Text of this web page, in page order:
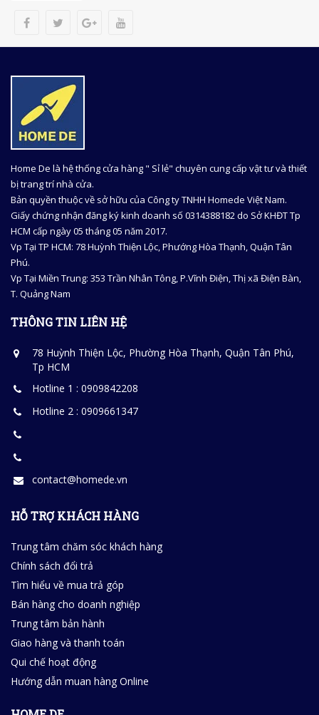
Home De là hệ thống cửa hàng " Sỉ lẻ" chuyên cung cấp vật tư và thiết
bị trang trí nhà cửa.
Bản quyền thuộc về sở hữu của Công ty TNHH Homede Việt Nam.
Giấy chứng nhận đăng ký kinh doanh số 0314388182 do Sở KHĐT Tp
HCM cấp ngày 05 tháng 05 năm 2017.
Vp Tại TP HCM: 78 Huỳnh Thiện Lộc, Phướng Hòa Thạnh, Quận Tân
Phú.
Vp Tại Miền Trung: 353 Trần Nhân Tông, P.Vĩnh Điện, Thị xã Điện Bàn,
T. Quảng Nam
THÔNG TIN LIÊN HỆ
78 Huỳnh Thiện Lộc, Phường Hòa Thạnh, Quận Tân Phú,
Tp HCM
Hotline 1 : 0909842208
Hotline 2 : 0909661347
contact@homede.vn
HỖ TRỢ KHÁCH HÀNG
Trung tâm chăm sóc khách hàng
Chính sách đổi trả
Tìm hiểu về mua trả góp
Bán hàng cho doanh nghiệp
Trung tâm bản hành
Giao hàng và thanh toán
Qui chế hoạt động
Hướng dẫn muan hàng Online